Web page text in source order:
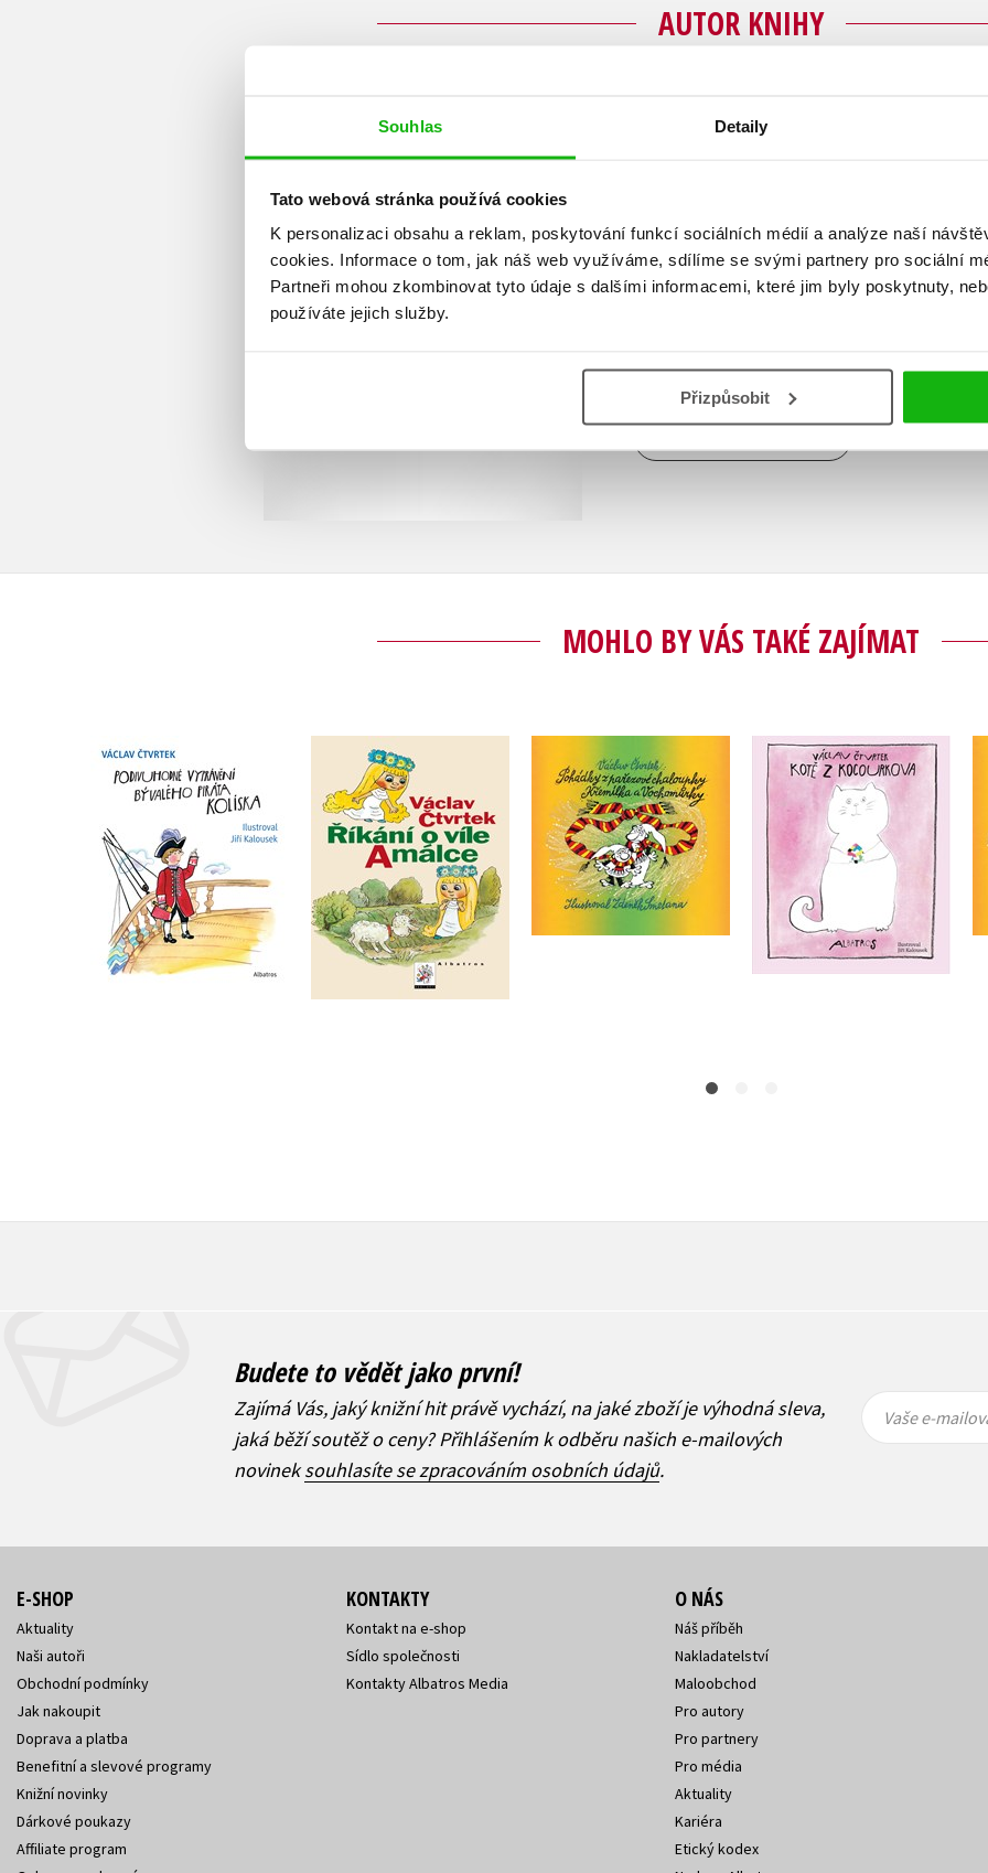
Souhlas Detaily
Tato webová stránka používá cookies
K personalizaci obsahu a reklam, poskytování funkcí sociálních médií a analýze naší
cookies. Informace o tom, jak náš web využíváme, sdílíme se svými partnery pro sociální
Partneři mohou zkombinovat tyto údaje s dalšími informacemi, které jim byly poskytnuty,
používáte jejich služby.
Přizpůsobit
AUTOR KNIHY
Václav Čtvrtek
věnoval se raději tvorbě pro dětské časopisy a
Československého rozhlasu pro děti a mládež.
tím o loupežníku Rumcajsovi, často umisťoval
Emanuelovi, O Kubovi a Stázině.
MOHLO BY VÁS TAKÉ ZAJÍMAT
Podivuhodné vyprávění
bývalého piráta
Kolíska
Václav Čtvrtek
Do košíku
Říkání o víle Amálce
Václav Čtvrtek
Do košíku
329 Kč
263 Kč
Pohádky z pařezové
chaloupky
Václav Čtvrtek
Kotě z Kocourkova
Václav Čtvrtek
Do košíku
Budete to vědět jako první!
Zajímá Vás, jaký knižní hit právě vychází, na jaké zboží je výhodná sleva,
jaká běží soutěž o ceny? Přihlášením k odběru našich e-mailových
novineksouhlasíte se zpracováním osobních údajů.
mailová
mailová
Vaše e-
E-SHOP
Aktuality
Naši autoři
Obchodní podmínky
Jak nakoupit
Doprava a platba
Benefitní a slevové programy
Knižní novinky
Dárkové poukazy
Affiliate program
KONTAKTY
Kontakt na e-shop
Sídlo společnosti
Kontakty Albatros Media
O NÁS
Náš příběh
Nakladatelství
Maloobchod
Pro autory
Pro partnery
Pro média
Aktuality
Kariéra
Etický kodex